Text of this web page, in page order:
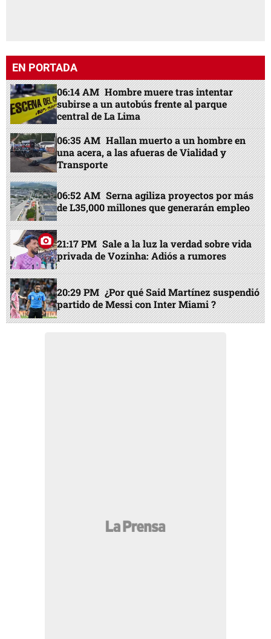
EN PORTADA
06:14 AM Hombre muere tras intentar
subirse a un autobús frente al parque
central de La Lima
06:35 AM Hallan muerto a un hombre en
una acera, a las afueras de Vialidad y
Transporte
06:52 AM Serna agiliza proyectos por más
de L35,000 millones que generarán empleo
21:17 PM Sale a la luz la verdad sobre vida
privada de Vozinha: Adiós a rumores
20:29 PM ¿Por qué Said Martínez suspendió
partido de Messi con Inter Miami ?